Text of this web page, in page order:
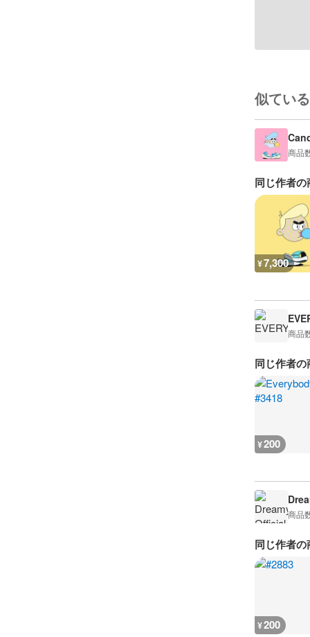
似てい
商品
同じ作者の
¥7,300
商品
同じ作者の
¥200
商品
同じ作者の
¥200